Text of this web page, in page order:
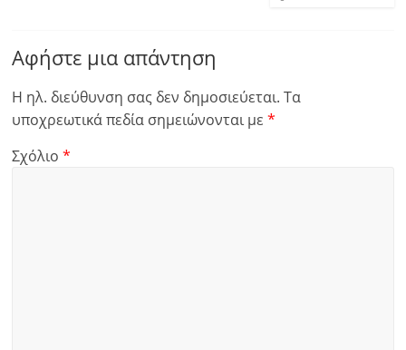
Αφήστε μια απάντηση
Η ηλ. διεύθυνση σας δεν δημοσιεύεται. Τα
υποχρεωτικά πεδία σημειώνονται με*
Σχόλιο*